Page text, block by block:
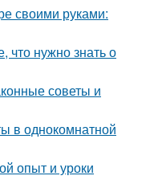
своими руками:
что нужно знать о
советы и
в однокомнатной
опыт и уроки